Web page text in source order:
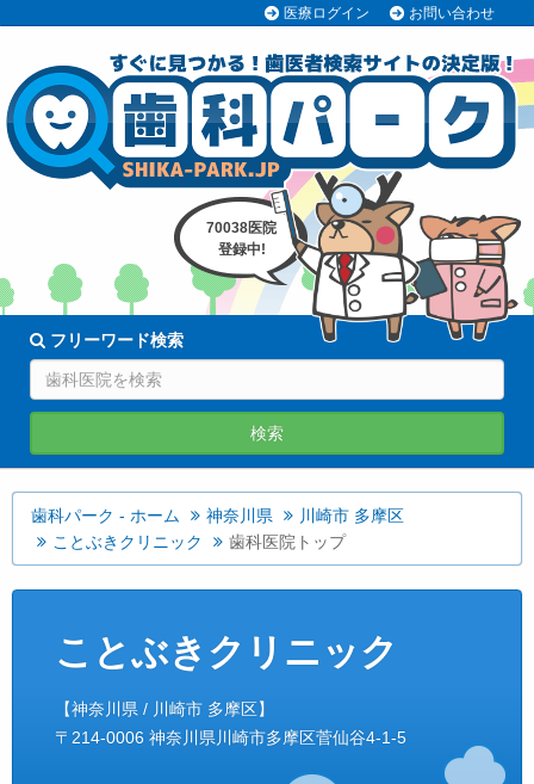
医療ログイン お問い合わせ
70038医院
登録中!
フリーワード検索
検索
歯科パーク - ホーム 神奈川県
川崎市 多摩区
ことぶきクリニック
歯科医院トップ
ことぶきクリニック
【神奈川県 / 川崎市 多摩区】
〒214-0006 神奈川県川崎市多摩区菅仙谷4-1-5